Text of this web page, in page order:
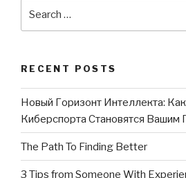
RECENT POSTS
Новый Горизонт Интеллекта:
Киберспорта Становятся Вашим
The Path To Finding Better
3 Tips from Someone With